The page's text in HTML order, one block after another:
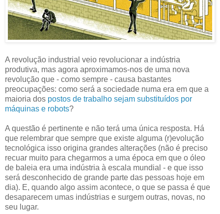
A revolução industrial veio revolucionar a indústria
produtiva, mas agora aproximamos-nos de uma nova
revolução que - como sempre - causa bastantes
preocupações: como será a sociedade numa era em que a
maioria dos postos de trabalho sejam substituídos por
máquinas e robots?
A questão é pertinente e não terá uma única resposta. Há
que relembrar que sempre que existe alguma (r)evolução
tecnológica isso origina grandes alterações (não é preciso
recuar muito para chegarmos a uma época em que o óleo
de baleia era uma indústria à escala mundial - e que isso
será desconhecido de grande parte das pessoas hoje em
dia). E, quando algo assim acontece, o que se passa é que
desaparecem umas indústrias e surgem outras, novas, no
seu lugar.